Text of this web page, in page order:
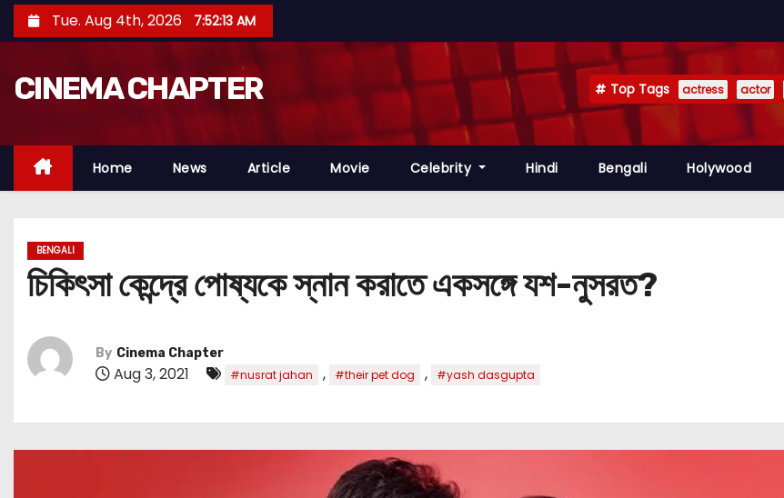
k
o
Tue. Aug 4th, 2026 7:52:14 AM
CINEMA CHAPTER Top Tags actress actor
Home News Article Movie Celebrity Hindi Bengali Holywood
BENGALI
চিকিৎসা কেন্দ্রে পোষ্যকে স্নান করাতে একসঙ্গে যশ-নুসরত?
By Cinema Chapter
Aug 3, 2021 #nusrat jahan , #their pet dog , #yash dasgupta